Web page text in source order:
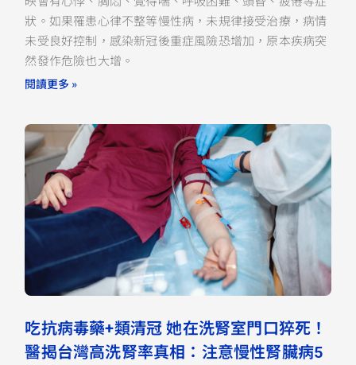
狀。如果罹患心律不整等慢性病，未規律接受治療，病情
未受良好控制，感染新冠後重症風險恐增加，原本疾病突
然發作危險也大增。
閱讀更多 »
吃抗病毒藥+類清冠 她在洗腎室門口猝死！
醫揭台灣高洗腎率真相：注意慢性腎臟病5